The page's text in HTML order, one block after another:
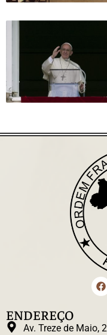
ENDEREÇO
Av. Treze de Maio,